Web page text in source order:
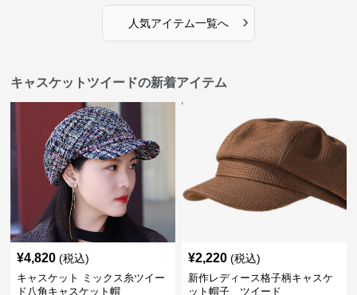
人気アイテム一覧へ ›
キャスケットツイードの新着アイテム
¥4,820 (税込)
キャスケット ミックス糸ツイー
ド八角キャスケット帽
¥2,220 (税込)
新作レディース格子柄キャスケ
ット帽子 ツイード